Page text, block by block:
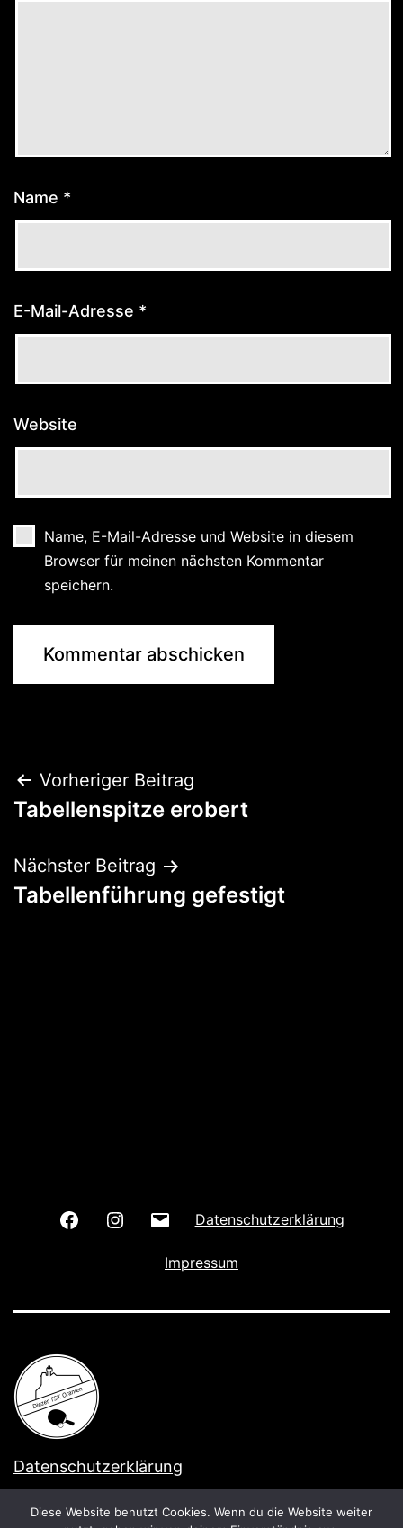
Name *
E-Mail-Adresse *
Website
Name, E-Mail-Adresse und Website in diesem
Browser für meinen nächsten Kommentar
speichern.
Beitragsnavigation
Vorheriger Beitrag
Tabellenspitze erobert
Nächster Beitrag
Tabellenführung gefestigt
Mail
Datenschutzerklärung
Impressum
Datenschutzerklärung
Stolz präsentiert vonWordPress.
Diese Website benutzt Cookies. Wenn du die Website weiter